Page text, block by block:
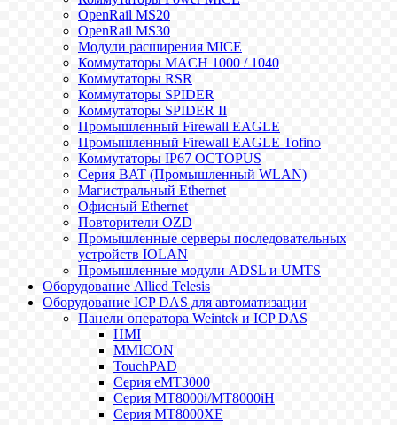
OpenRail MS20
OpenRail MS30
Модули расширения MICE
Коммутаторы MACH 1000 / 1040
Коммутаторы RSR
Коммутаторы SPIDER
Коммутаторы SPIDER II
Промышленный Firewall EAGLE
Промышленный Firewall EAGLE Tofino
Коммутаторы IP67 OCTOPUS
Серия BAT (Промышленный WLAN)
Магистральный Ethernet
Офисный Ethernet
Повторители OZD
Промышленные серверы последовательных
устройств IOLAN
Промышленные модули ADSL и UMTS
Оборудование Allied Telesis
Оборудование ICP DAS для автоматизации
Панели оператора Weintek и ICP DAS
HMI
MMICON
TouchPAD
Серия eMT3000
Серия MT8000i/MT8000iH
Серия MT8000XE